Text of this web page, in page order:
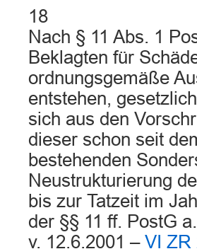
18
Nach § 11 Abs. 1
Beklagten für
ordnungsgemäße
entstehen,
sich aus den
dieser schon seit
bestehenden
Neustrukturierung
bis zur Tatzeit im
der §§ 11 ff. PostG
v. 12.6.2001 – VI ZR